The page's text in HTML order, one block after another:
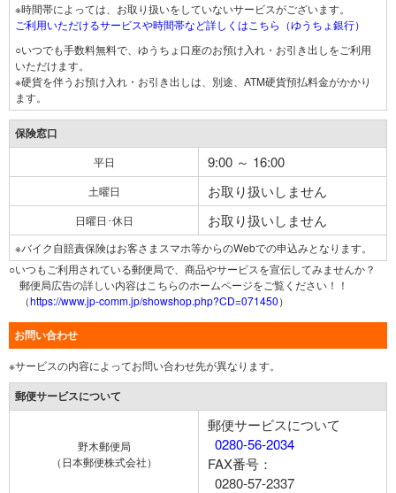
※時間帯によっては、お取り扱いをしていないサービスがございます。
ご利用いただけるサービスや時間帯など詳しくはこちら（ゆうちょ銀行）
○いつでも手数料無料で、ゆうちょ口座のお預け入れ・お引き出しをご利用
いただけます。
※硬貨を伴うお預け入れ・お引き出しは、別途、ATM硬貨預払料金がかかり
ます。
保険窓口
平日 9:00 ～ 16:00
土曜日 お取り扱いしません
日曜日･休日 お取り扱いしません
※バイク自賠責保険はお客さまスマホ等からのWebでの申込みとなります。
○いつもご利用されている郵便局で、商品やサービスを宣伝してみませんか？
郵便局広告の詳しい内容はこちらのホームページをご覧ください！！
（https://www.jp-comm.jp/showshop.php?CD=071450）
お問い合わせ
※サービスの内容によってお問い合わせ先が異なります。
郵便サービスについて
野木郵便局
（日本郵便株式会社）
郵便サービスについて
0280-56-2034
FAX番号：
0280-57-2337